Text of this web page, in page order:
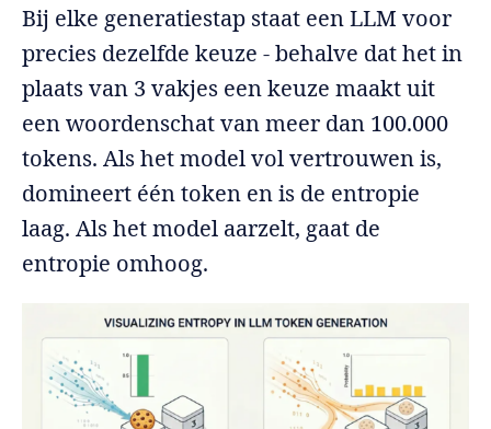
Bij elke generatiestap staat een LLM voor
precies dezelfde keuze - behalve dat het in
plaats van 3 vakjes een keuze maakt uit
een woordenschat van meer dan 100.000
tokens. Als het model vol vertrouwen is,
domineert één token en is de entropie
laag. Als het model aarzelt, gaat de
entropie omhoog.